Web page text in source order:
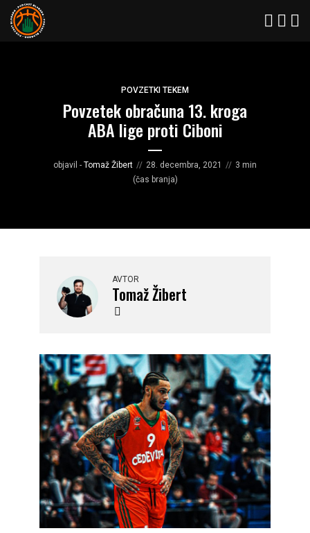
POVZETKI TEKEM
Povzetek obračuna 13. kroga
ABA lige proti Ciboni
objavil - Tomaž Žibert 28. decembra, 2021
3 min
(čas branja)
AVTOR
Tomaž Žibert